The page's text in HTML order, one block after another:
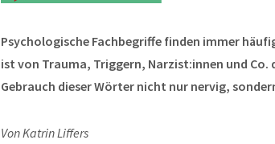
Psychologische Fachbegriffe finden immer
ist von Trauma, Triggern, Narzist:innen und
Gebrauch dieser Wörter nicht nur nervig,
Von Katrin Liffers